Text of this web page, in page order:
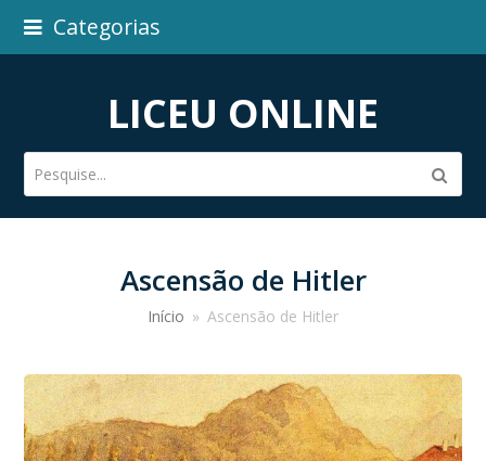
Categorias
LICEU ONLINE
Pesquise...
Ascensão de Hitler
Início » Ascensão de Hitler